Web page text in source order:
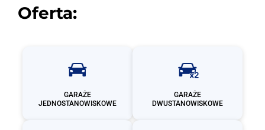
Oferta:
GARAŻE
JEDNOSTANOWISKOWE
GARAŻE
DWUSTANOWISKOWE